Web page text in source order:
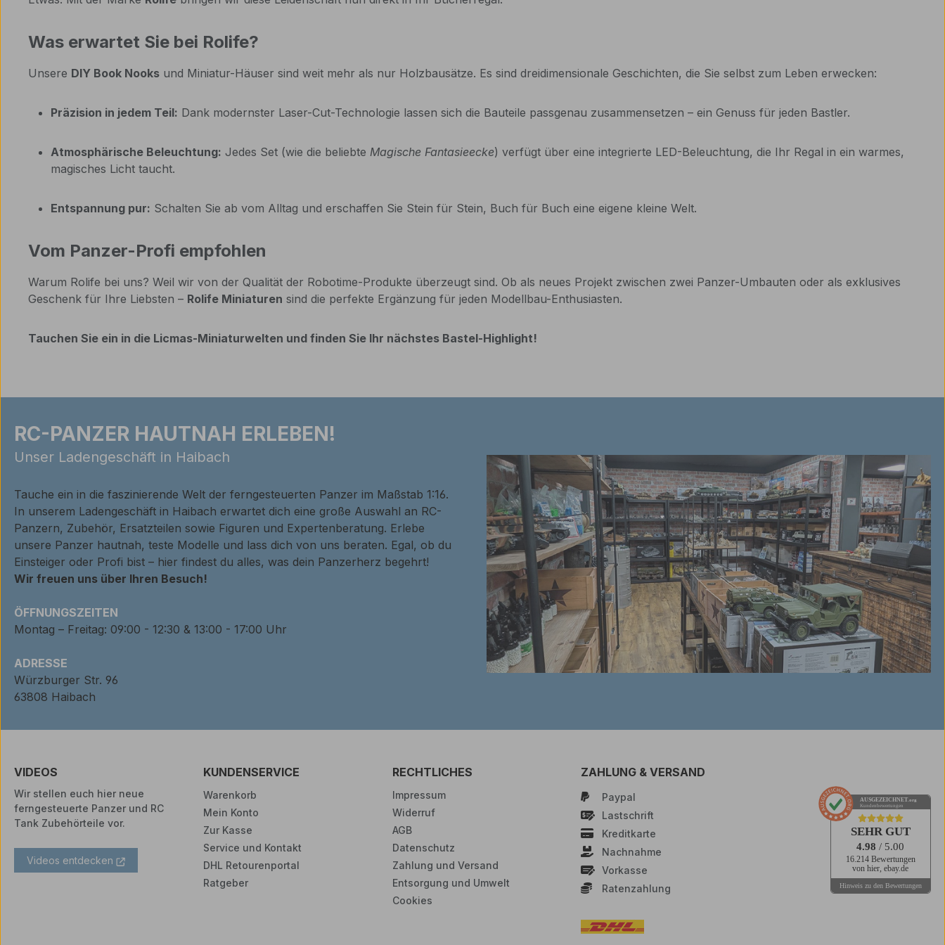
Was erwartet Sie bei Rolife?
Unsere DIY Book Nooks und Miniatur-Häuser sind weit mehr als nur Holzbausätze. Es sind dreidimensionale Geschichten, die Sie selbst zum Leben erwecken:
Präzision in jedem Teil: Dank modernster Laser-Cut-Technologie lassen sich die Bauteile passgenau zusammensetzen – ein Genuss für jeden Bastler.
Atmosphärische Beleuchtung: Jedes Set (wie die beliebte Magische Fantasieecke) verfügt über eine integrierte LED-Beleuchtung, die Ihr Regal in ein warmes,
magisches Licht taucht.
Entspannung pur: Schalten Sie ab vom Alltag und erschaffen Sie Stein für Stein, Buch für Buch eine eigene kleine Welt.
Vom Panzer-Profi empfohlen
Warum Rolife bei uns? Weil wir von der Qualität der Robotime-Produkte überzeugt sind. Ob als neues Projekt zwischen zwei Panzer-Umbauten oder als exklusives
Geschenk für Ihre Liebsten – Rolife Miniaturen sind die perfekte Ergänzung für jeden Modellbau-Enthusiasten.
Tauchen Sie ein in die Licmas-Miniaturwelten und finden Sie Ihr nächstes Bastel-Highlight!
RC-PANZER HAUTNAH ERLEBEN!
Unser Ladengeschäft in Haibach
Tauche ein in die faszinierende Welt der ferngesteuerten Panzer im Maßstab 1:16.
In unserem Ladengeschäft in Haibach erwartet dich eine große Auswahl an RC-
Panzern, Zubehör, Ersatzteilen sowie Figuren und Expertenberatung. Erlebe
unsere Panzer hautnah, teste Modelle und lass dich von uns beraten. Egal, ob du
Einsteiger oder Profi bist – hier findest du alles, was dein Panzerherz begehrt!
Wir freuen uns über Ihren Besuch!
ÖFFNUNGSZEITEN
Montag – Freitag: 09:00 - 12:30 & 13:00 - 17:00 Uhr
ADRESSE
Würzburger Str. 96
63808 Haibach
VIDEOS
Wir stellen euch hier neue
ferngesteuerte Panzer und RC
Tank Zubehörteile vor.
Videos entdecken
KUNDENSERVICE
Warenkorb
Mein Konto
Zur Kasse
Service und Kontakt
DHL Retourenportal
Ratgeber
RECHTLICHES
Impressum
Widerruf
AGB
Datenschutz
Zahlung und Versand
Entsorgung und Umwelt
Cookies
ZAHLUNG & VERSAND
Paypal
Lastschrift
Kreditkarte
Nachnahme
Vorkasse
Ratenzahlung
AUSGEZEICHNET .org
Kundenbewertungen
SEHR GUT
4.98/ 5.00
16.214 Bewertungen
von hier, ebay.de
Hinweis zu den Bewertungen